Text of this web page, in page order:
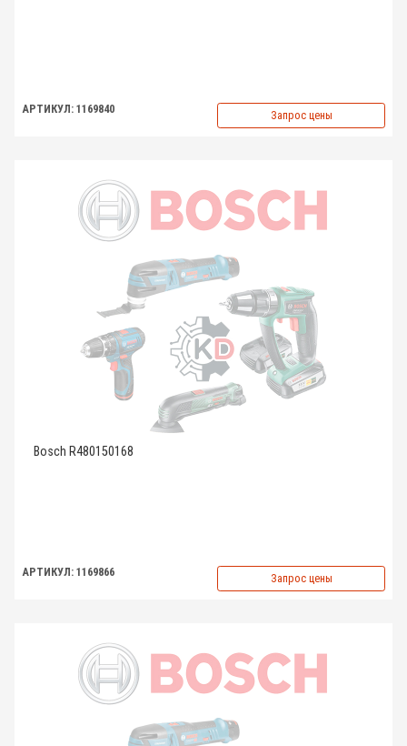
АРТИКУЛ: 1169840 Запрос цены
Bosch R480150168
АРТИКУЛ: 1169866 Запрос цены